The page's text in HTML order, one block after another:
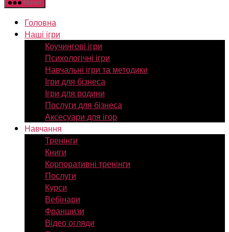
Меню
Головна
Наші ігри
Коучингові ігри
Психологічні ігри
Навчальні ігри та методики
Ігри для бізнеса
Ігри для родини
Послуги для бізнеса
Аксесуари для ігор
Навчання
Тренінги
Книги
Корпоративні тренінги
Послуги
Курси
Вебінари
Франшизи
Відео огляди